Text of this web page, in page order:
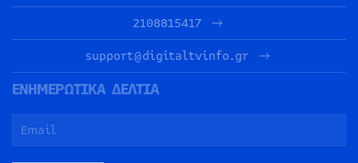
2108815417
support@digitaltvinfo.gr
ΕΝΗΜΕΡΩΤΙΚΑ ΔΕΛΤΙΑ